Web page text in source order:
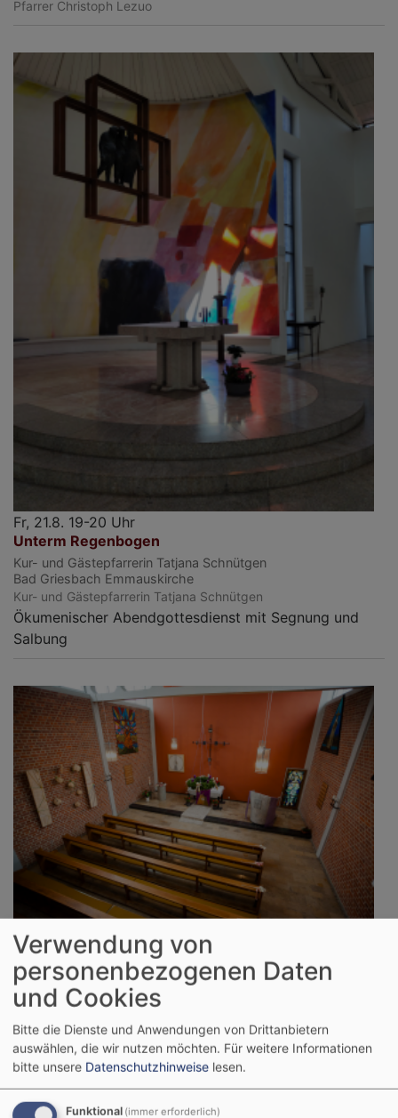
Pfarrer Christoph Lezuo
Fr, 21.8. 19-20 Uhr
Unterm Regenbogen
Kur- und Gästepfarrerin Tatjana Schnütgen
Bad Griesbach Emmauskirche
Kur- und Gästepfarrerin Tatjana Schnütgen
Ökumenischer Abendgottesdienst mit Segnung und
Salbung
So, 23.8. 10-11 Uhr
Gottesdienst
Bad Griesbach Johanneskirche
Pfarrer Arne Schnütgen
Verwendung von
personenbezogenen Daten
und Cookies
Bitte die Dienste und Anwendungen von Drittanbietern
auswählen, die wir nutzen möchten. Für weitere Informationen
bitte unsere Datenschutzhinweise lesen.
Funktional (immer erforderlich)